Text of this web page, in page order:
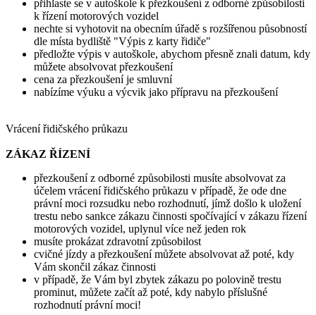
přihlaste se v autoškole k přezkoušení z odborné způsobilosti
k řízení motorových vozidel
nechte si vyhotovit na obecním úřadě s rozšířenou působností
dle místa bydliště "Výpis z karty řidiče"
předložte výpis v autoškole, abychom přesně znali datum, kdy
můžete absolvovat přezkoušení
cena za přezkoušení je smluvní
nabízíme výuku a výcvik jako přípravu na přezkoušení
Vrácení řidičského průkazu
ZÁKAZ ŘÍZENÍ
přezkoušení z odborné způsobilosti musíte absolvovat za
účelem vrácení řidičského průkazu v případě, že ode dne
právní moci rozsudku nebo rozhodnutí, jímž došlo k uložení
trestu nebo sankce zákazu činnosti spočívající v zákazu řízení
motorových vozidel, uplynul více než jeden rok
musíte prokázat zdravotní způsobilost
cvičné jízdy a přezkoušení můžete absolvovat až poté, kdy
Vám skončil zákaz činnosti
v případě, že Vám byl zbytek zákazu po polovině trestu
prominut, můžete začít až poté, kdy nabylo příslušné
rozhodnutí právní moci!